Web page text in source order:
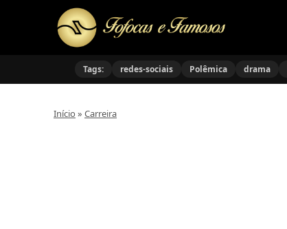
Tags: redes-sociais Polêmica drama
Início » Carreira